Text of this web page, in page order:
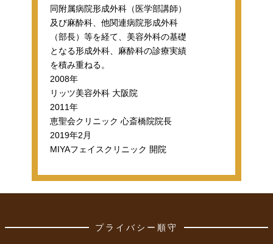
同附属病院形成外科（医学部講師）
及び麻酔科、他関連病院形成外科
（部長）等を経て、美容外科の基礎
となる形成外科、麻酔科の診療実績
を積み重ねる。
2008年
リッツ美容外科 大阪院
2011年
恵聖会クリニック 心斎橋院院長
2019年2月
MIYAフェイスクリニック 開院
プライバシー順守